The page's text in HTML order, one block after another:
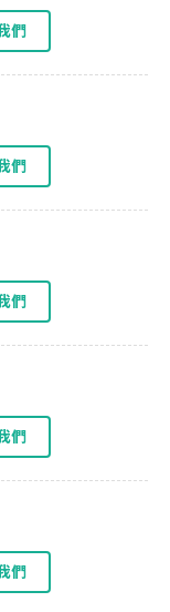
們
們
們
們
們